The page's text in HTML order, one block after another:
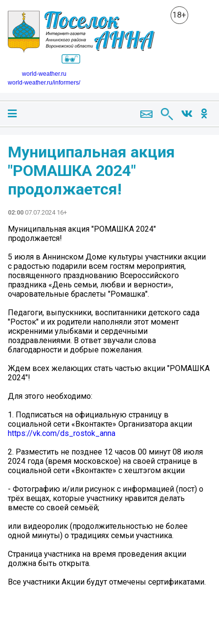
18+
world-weather.ru
world-weather.ru/informers/
Муниципальная акция
"РОМАШКА 2024"
продолжается!
02:00 07.07.2024 16+
Муниципальная акция "РОМАШКА 2024"
продолжается!
5 июля в Аннинском Доме культуры участники акции
с радостью подарили всем гостям мероприятия,
посвященного празднованию Всероссийского
праздника «День семьи, любви и верности»,
очаровательные браслеты "Ромашка".
Педагоги, выпускники, воспитанники детского сада
"Росток" и их родители наполняли этот момент
искренними улыбками и сердечными
поздравлениями. В ответ звучали слова
благодарности и добрые пожелания.
Ждем всех желающих стать частью акции "РОМАШКА
2024"!
Для этого необходимо:
1. Подписаться на официальную страницу в
социальной сети «Вконтакте» Организатора акции
https://vk.com/ds_rostok_anna
2. Разместить не позднее 12 часов 00 минут 08 июля
2024 года (время московское) на своей странице в
социальной сети «Вконтакте» с хештэгом акции
- Фотографию и/или рисунок с информацией (пост) о
трёх вещах, которые участнику нравится делать
вместе со своей семьёй;
или видеоролик (продолжительностью не более
одной минуты) о традициях семьи участника.
Страница участника на время проведения акции
должна быть открыта.
Все участники Акции будут отмечены сертификатами.